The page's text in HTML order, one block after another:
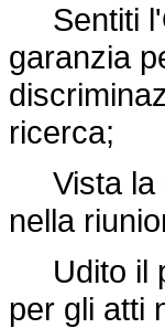
Sentiti
garanzia
ricerca;
Vista la
nella
Udito il
per gli atti